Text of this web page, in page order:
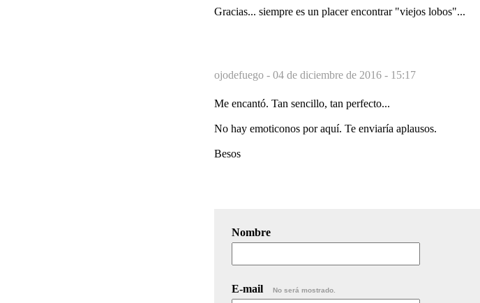
Gracias... siempre es un placer encontrar "viejos lobos"...
ojodefuego - 04 de diciembre de 2016 - 15:17
Me encantó. Tan sencillo, tan perfecto...
No hay emoticonos por aquí. Te enviaría aplausos.
Besos
Nombre
E-mail No será mostrado.